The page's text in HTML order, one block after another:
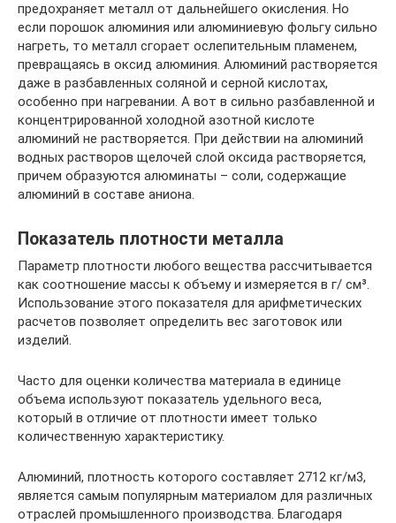
предохраняет металл от дальнейшего окисления. Но
если порошок алюминия или алюминиевую фольгу сильно
нагреть, то металл сгорает ослепительным пламенем,
превращаясь в оксид алюминия. Алюминий растворяется
даже в разбавленных соляной и серной кислотах,
особенно при нагревании. А вот в сильно разбавленной и
концентрированной холодной азотной кислоте
алюминий не растворяется. При действии на алюминий
водных растворов щелочей слой оксида растворяется,
причем образуются алюминаты – соли, содержащие
алюминий в составе аниона.
Показатель плотности металла
Параметр плотности любого вещества рассчитывается
как соотношение массы к объему и измеряется в г/ см³.
Использование этого показателя для арифметических
расчетов позволяет определить вес заготовок или
изделий.
Часто для оценки количества материала в единице
объема используют показатель удельного веса,
который в отличие от плотности имеет только
количественную характеристику.
Алюминий, плотность которого составляет 2712 кг/м3,
является самым популярным материалом для различных
отраслей промышленного производства. Благодаря